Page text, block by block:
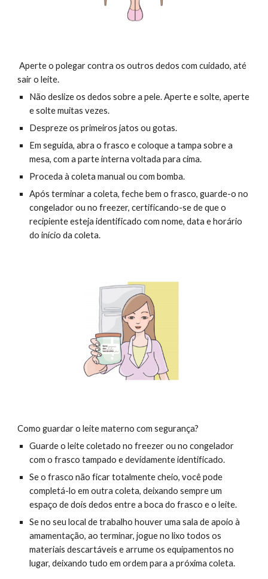
Aperte o polegar contra os outros dedos com cuidado, até
sair o leite.
Não deslize os dedos sobre a pele. Aperte e solte, aperte
e solte muitas vezes.
Despreze os primeiros jatos ou gotas.
Em seguida, abra o frasco e coloque a tampa sobre a
mesa, com a parte interna voltada para cima.
Proceda à coleta manual ou com bomba.
Após terminar a coleta, feche bem o frasco, guarde-o no
congelador ou no freezer, certificando-se de que o
recipiente esteja identificado com nome, data e horário
do início da coleta.
Como guardar o leite materno com segurança?
Guarde o leite coletado no freezer ou no congelador
com o frasco tampado e devidamente identificado.
Se o frasco não ficar totalmente cheio, você pode
completá-lo em outra coleta, deixando sempre um
espaço de dois dedos entre a boca do frasco e o leite.
Se no seu local de trabalho houver uma sala de apoio à
amamentação, ao terminar, jogue no lixo todos os
materiais descartáveis e arrume os equipamentos no
lugar, deixando tudo em ordem para a próxima coleta.